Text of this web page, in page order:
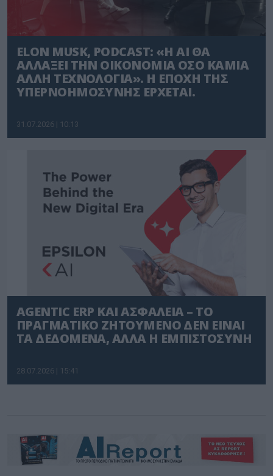
ELON MUSK, PODCAST: «Η AI ΘΑ
ΑΛΛΑΞΕΙ ΤΗΝ ΟΙΚΟΝΟΜΙΑ ΟΣΟ ΚΑΜΙΑ
ΑΛΛΗ ΤΕΧΝΟΛΟΓΙΑ». Η ΕΠΟΧΗ ΤΗΣ
ΥΠΕΡΝΟΗΜΟΣΥΝΗΣ ΕΡΧΕΤΑΙ.
31.07.2026 | 10:13
AGENTIC ERP ΚΑΙ ΑΣΦΑΛΕΙΑ – ΤΟ
ΠΡΑΓΜΑΤΙΚΟ ΖΗΤΟΥΜΕΝΟ ΔΕΝ ΕΙΝΑΙ
ΤΑ ΔΕΔΟΜΕΝΑ, ΑΛΛΑ Η ΕΜΠΙΣΤΟΣΥΝΗ
28.07.2026 | 15:41